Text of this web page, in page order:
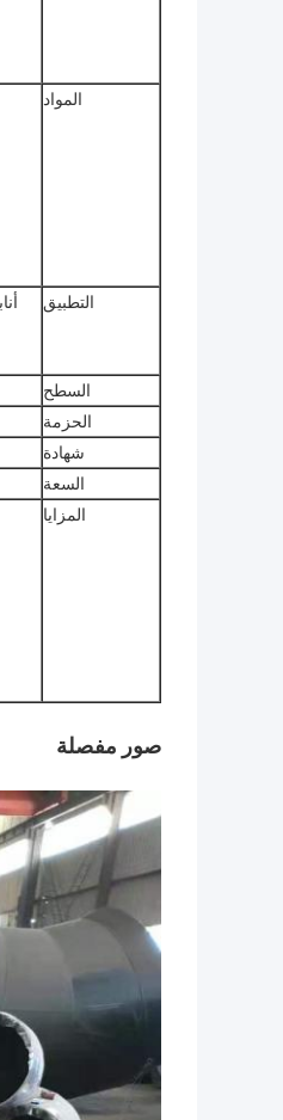
المواد
التطبيق
السطح
الحزمة
شهادة
السعة
المزايا
صور مفصلة